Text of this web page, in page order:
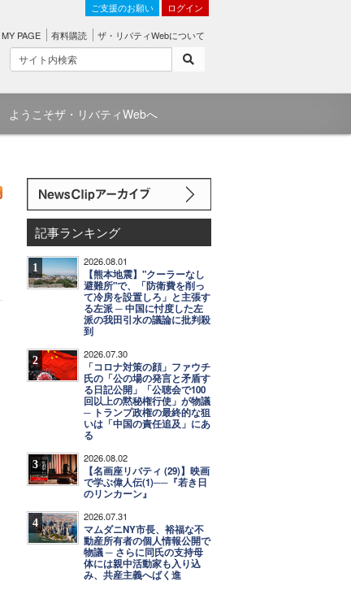
ご支援のお願い ログイン
MY PAGE 有料購読 ザ・リバティWebについて
ようこそザ・リバティWebへ
記事ランキング
1 2026.08.01
【熊本地震】"クーラーなし
避難所"で、「防衛費を削っ
て冷房を設置しろ」と主張す
る左派 ─ 中国に忖度した左
派の我田引水の議論に批判殺
到
2 2026.07.30
「コロナ対策の顔」ファウチ
氏の「公の場の発言と矛盾す
る日記公開」「公聴会で100
回以上の黙秘権行使」が物議
─ トランプ政権の最終的な狙
いは「中国の責任追及」にあ
る
3 2026.08.02
【名画座リバティ (29)】映画
で学ぶ偉人伝(1)──『若き日
のリンカーン』
4 2026.07.31
マムダニNY市長、裕福な不
動産所有者の個人情報公開で
物議 ─ さらに同氏の支持母
体には親中活動家も入り込
み、共産主義へばく進